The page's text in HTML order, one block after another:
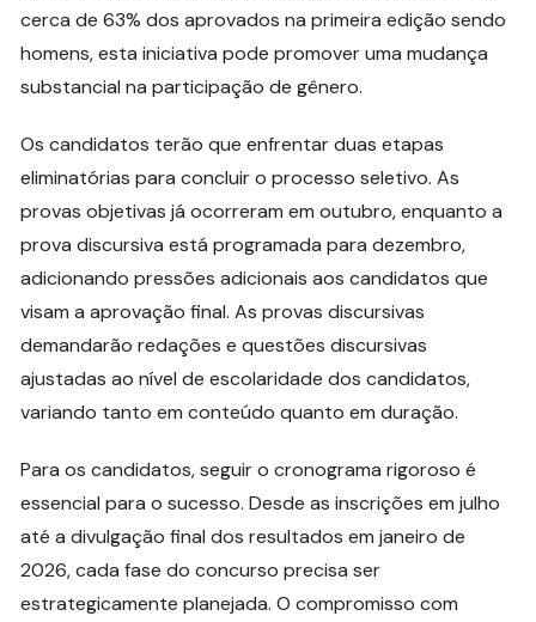
cerca de 63% dos aprovados na primeira edição sendo
homens, esta iniciativa pode promover uma mudança
substancial na participação de gênero.
Os candidatos terão que enfrentar duas etapas
eliminatórias para concluir o processo seletivo. As
provas objetivas já ocorreram em outubro, enquanto a
prova discursiva está programada para dezembro,
adicionando pressões adicionais aos candidatos que
visam a aprovação final. As provas discursivas
demandarão redações e questões discursivas
ajustadas ao nível de escolaridade dos candidatos,
variando tanto em conteúdo quanto em duração.
Para os candidatos, seguir o cronograma rigoroso é
essencial para o sucesso. Desde as inscrições em julho
até a divulgação final dos resultados em janeiro de
2026, cada fase do concurso precisa ser
estrategicamente planejada. O compromisso com